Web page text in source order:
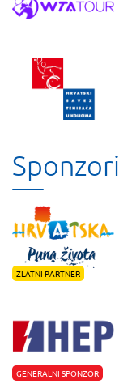
Sponzori
ZLATNI PARTNER
GENERALNI SPONZOR